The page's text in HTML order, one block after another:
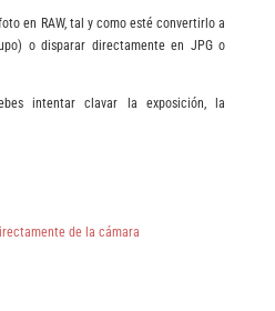
en RAW, tal y como esté convertirlo a
o disparar directamente en JPG o
intentar clavar la exposición, la
de la cámara